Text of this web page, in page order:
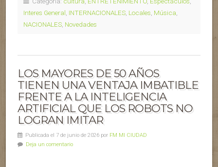
Interes General INTERNACIONALES Locales Música
NACIONALES Novedades
LOS MAYORES DE 50 AÑOS
TIENEN UNA VENTAJA IMBATIBLE
FRENTE A LA INTELIGENCIA
ARTIFICIAL QUE LOS ROBOTS NO
LOGRAN IMITAR
Publicada el 7 de junio de 2026 por FM MI CIUDAD
Deja un comentario